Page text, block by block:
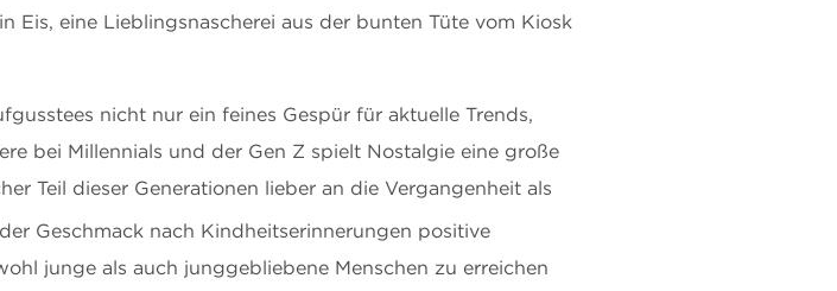
Eis, eine Lieblingsnascherei aus der bunten Tüte vom Kiosk
nicht nur ein feines Gespür für aktuelle Trends,
bei Millennials und der Gen Z spielt Nostalgie eine große
Teil dieser Generationen lieber an die Vergangenheit als
Geschmack nach Kindheitserinnerungen positive
junge als auch junggebliebene Menschen zu erreichen